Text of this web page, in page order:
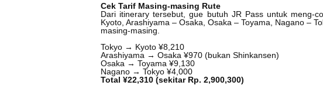
Cek Tarif Masing-masing Rute
Dari itinerary tersebut, gue butuh JR Pass untuk meng-
Kyoto, Arashiyama – Osaka, Osaka – Toyama, Nagano –
masing-masing.
Tokyo → Kyoto ¥8,210
Arashiyama → Osaka ¥970 (bukan Shinkansen)
Osaka → Toyama ¥9,130
Nagano → Tokyo ¥4,000
Total ¥22,310 (sekitar Rp. 2,900,300)